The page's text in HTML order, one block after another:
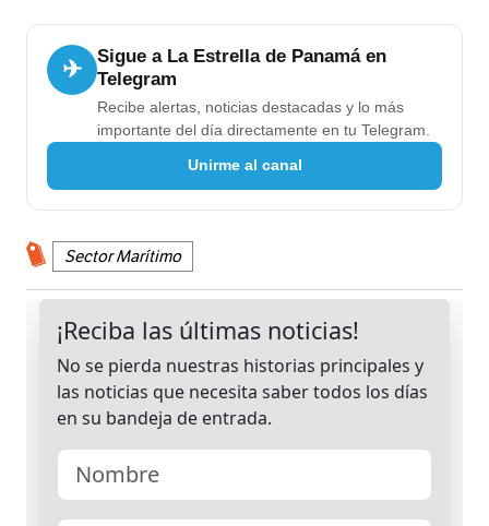
✈
Sigue a La Estrella de Panamá en
Telegram
Recibe alertas, noticias destacadas y lo más
importante del día directamente en tu Telegram.
Unirme al canal
Sector Marítimo